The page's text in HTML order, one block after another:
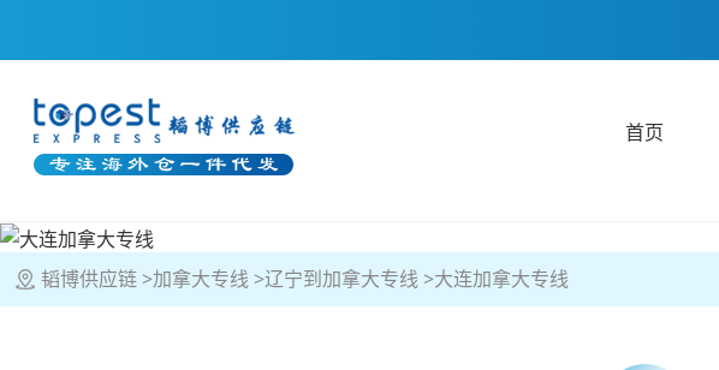
首页
韬博供应链 加拿大专线 辽宁到加拿大专线 大连加拿大专线